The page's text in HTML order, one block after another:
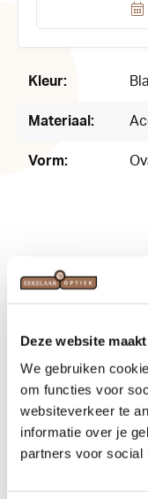
Deze website
We gebruiken
om functies voor
websiteverkeer te
informatie over je
partners voor social
Kleur:
Materiaal:
Vorm:
Related